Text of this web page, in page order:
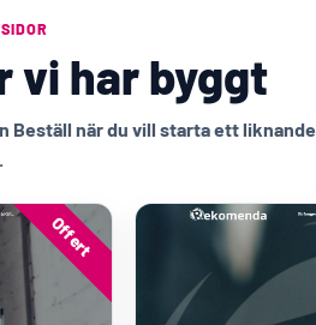
vi har byggt
Beställ när du vill starta ett liknande
Offert